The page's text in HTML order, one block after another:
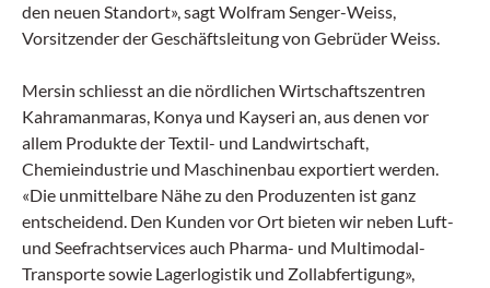
den neuen Standort», sagt Wolfram Senger-Weiss,
Vorsitzender der Geschäftsleitung von Gebrüder Weiss.
Mersin schliesst an die nördlichen Wirtschaftszentren
Kahramanmaras, Konya und Kayseri an, aus denen vor
allem Produkte der Textil- und Landwirtschaft,
Chemieindustrie und Maschinenbau exportiert werden.
«Die unmittelbare Nähe zu den Produzenten ist ganz
entscheidend. Den Kunden vor Ort bieten wir neben Luft-
und Seefrachtservices auch Pharma- und Multimodal-
Transporte sowie Lagerlogistik und Zollabfertigung»,